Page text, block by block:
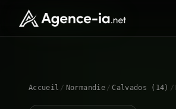
Accueil / Normandie / Calvados (14) /